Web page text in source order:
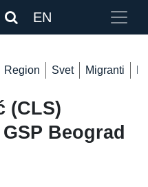
EN
Region Svet Migranti
(CLS)
Beograd